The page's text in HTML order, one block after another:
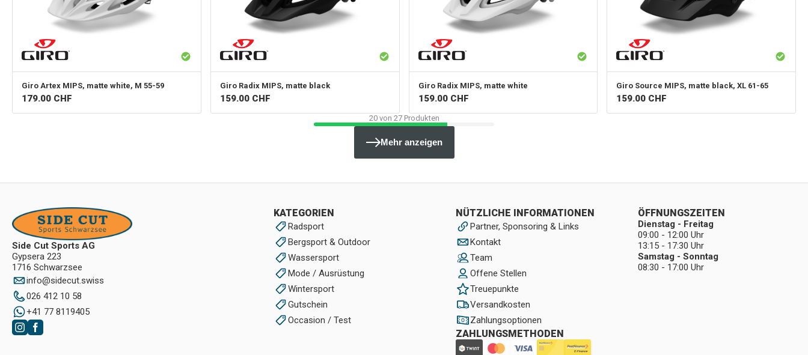
Giro Artex MIPS, matte white, M 55-59
179.00 CHF
Giro Radix MIPS, matte black
159.00 CHF
Giro Radix MIPS, matte white
159.00 CHF
Giro Source MIPS, matte black, XL 61-65
159.00 CHF
20von 27Produkten
Mehr anzeigen
Side Cut Sports AG
Gypsera 223
1716 Schwarzsee
info@sidecut.swiss
026 412 10 58
+41 77 8119405
KATEGORIEN
Radsport
Bergsport & Outdoor
Wassersport
Mode / Ausrüstung
Wintersport
Gutschein
Occasion / Test
NÜTZLICHE INFORMATIONEN
Partner, Sponsoring & Links
Kontakt
Team
Offene Stellen
Treuepunkte
Versandkosten
Zahlungsoptionen
ZAHLUNGSMETHODEN
ÖFFNUNGSZEITEN
Dienstag - Freitag
09:00 - 12:00 Uhr
13:15 - 17:30 Uhr
Samstag - Sonntag
08:30 - 17:00 Uhr